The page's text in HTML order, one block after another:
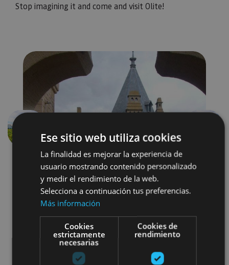
Stop imagining it and come and visit Olite!
Previous
Localidades Castillos y fortalezas
Arquitectura religiosa
Ese sitio web utiliza cookies
La finalidad es mejorar la experiencia de
usuario mostrando contenido personalizado
y medir el rendimiento de la web.
Selecciona a continuación tus preferencias.
Más información
Cookies
estrictamente
necesarias
Cookies de
rendimiento